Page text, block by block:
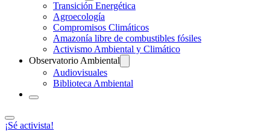
Transición Energética
Agroecología
Compromisos Climáticos
Amazonía libre de combustibles fósiles
Activismo Ambiental y Climático
Observatorio Ambiental
Audiovisuales
Biblioteca Ambiental
¡Sé activista!